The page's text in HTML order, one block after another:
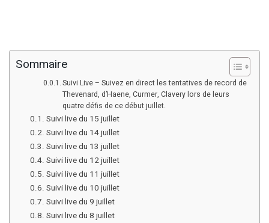
Sommaire
Suivi Live – Suivez en direct les tentatives de record de
Thevenard, d’Haene, Curmer, Clavery lors de leurs
quatre défis de ce début juillet.
Suivi live du 15 juillet
Suivi live du 14 juillet
Suivi live du 13 juillet
Suivi live du 12 juillet
Suivi live du 11 juillet
Suivi live du 10 juillet
Suivi live du 9 juillet
Suivi live du 8 juillet